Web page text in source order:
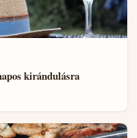
kirándulásra